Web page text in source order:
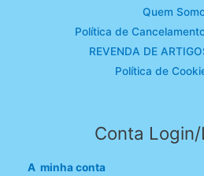
Quem
Política de
REVENDA DE
Política de
Conta
A minha conta